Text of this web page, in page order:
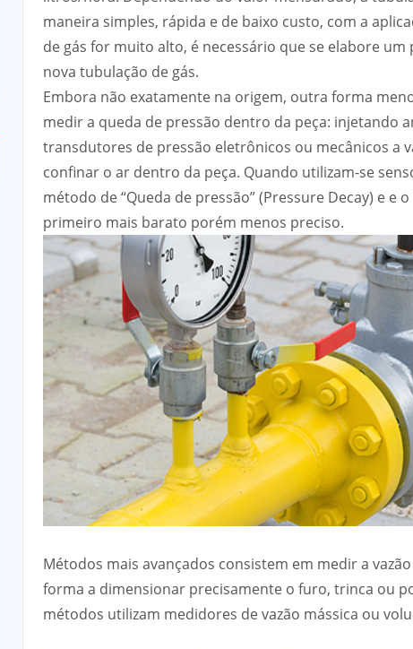
maneira simples, rápida e de baixo custo, com a
de gás for muito alto, é necessário que se elabore
nova tubulação de gás.
Embora não exatamente na origem, outra forma
medir a queda de pressão dentro da peça: injetando
transdutores de pressão eletrônicos ou mecânicos a
confinar o ar dentro da peça. Quando utilizam-se
método de “Queda de pressão” (Pressure Decay) e e
primeiro mais barato porém menos preciso.
Métodos mais avançados consistem em medir a
forma a dimensionar precisamente o furo, trinca ou
métodos utilizam medidores de vazão mássica ou